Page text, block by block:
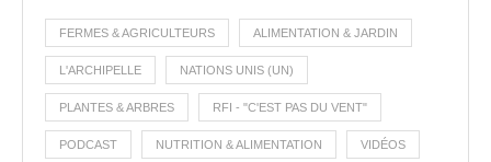
FERMES & AGRICULTEURS ALIMENTATION & JARDIN
L'ARCHIPELLE NATIONS UNIS (UN)
PLANTES & ARBRES RFI - "C'EST PAS DU VENT"
PODCAST NUTRITION & ALIMENTATION VIDÉOS